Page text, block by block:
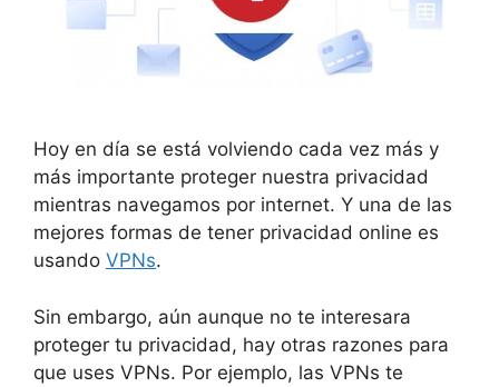
Hoy en día se está volviendo cada vez más y
más importante proteger nuestra privacidad
mientras navegamos por internet. Y una de las
mejores formas de tener privacidad online es
usando VPNs.
Sin embargo, aún aunque no te interesara
proteger tu privacidad, hay otras razones para
que uses VPNs. Por ejemplo, las VPNs te